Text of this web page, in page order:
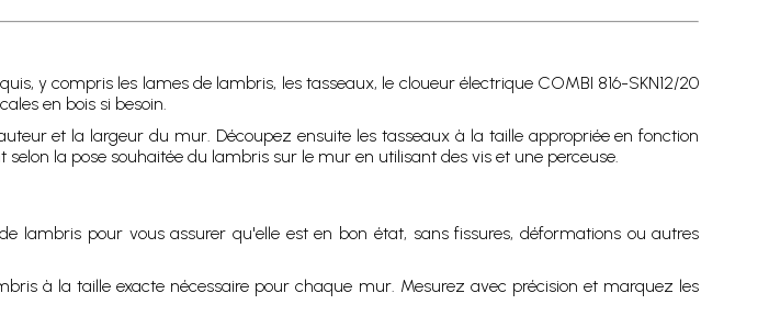
y compris les lames de lambris, les tasseaux, le cloueur électrique COMBI 816-SKN12/20
en bois si besoin.
et la largeur du mur. Découpez ensuite les tasseaux à la taille appropriée en fonction
la pose souhaitée du lambris sur le mur en utilisant des vis et une perceuse.
lambris pour vous assurer qu'elle est en bon état, sans fissures, déformations ou autres
à la taille exacte nécessaire pour chaque mur. Mesurez avec précision et marquez les